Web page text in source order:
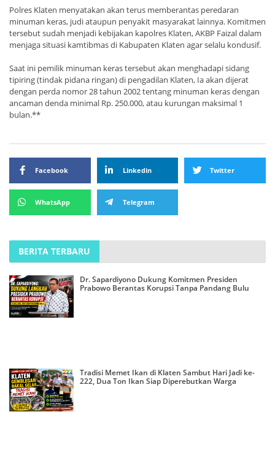
Polres Klaten menyatakan akan terus memberantas peredaran
minuman keras, judi ataupun penyakit masyarakat lainnya. Komitmen
tersebut sudah menjadi kebijakan kapolres Klaten, AKBP Faizal dalam
menjaga situasi kamtibmas di Kabupaten Klaten agar selalu kondusif.
Saat ini pemilik minuman keras tersebut akan menghadapi sidang
tipiring (tindak pidana ringan) di pengadilan Klaten, Ia akan dijerat
dengan perda nomor 28 tahun 2002 tentang minuman keras dengan
ancaman denda minimal Rp. 250.000, atau kurungan maksimal 1
bulan.**
Facebook Linkedin Twitter
WhatsApp Telegram
BERITA TERBARU
Dr. Sapardiyono Dukung Komitmen Presiden
Prabowo Berantas Korupsi Tanpa Pandang Bulu
Tradisi Memet Ikan di Klaten Sambut Hari Jadi ke-
222, Dua Ton Ikan Siap Diperebutkan Warga